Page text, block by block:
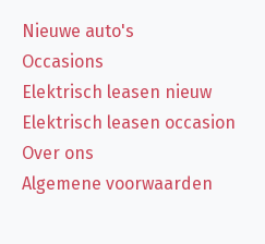
Nieuwe auto's
Occasions
Elektrisch leasen nieuw
Elektrisch leasen occasion
Over ons
Algemene voorwaarden